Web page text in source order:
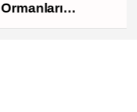
Ormanları
korumak, üretim